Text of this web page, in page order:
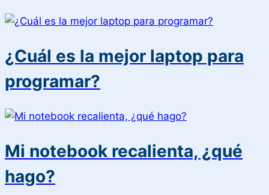
¿Cuál es la mejor laptop para
programar?
Mi notebook recalienta, ¿qué
hago?